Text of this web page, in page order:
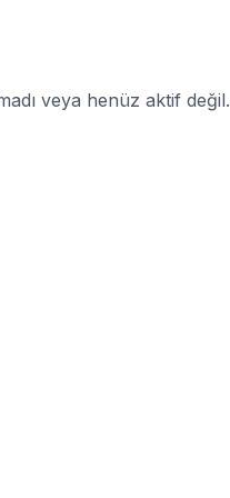
veya henüz aktif değil.